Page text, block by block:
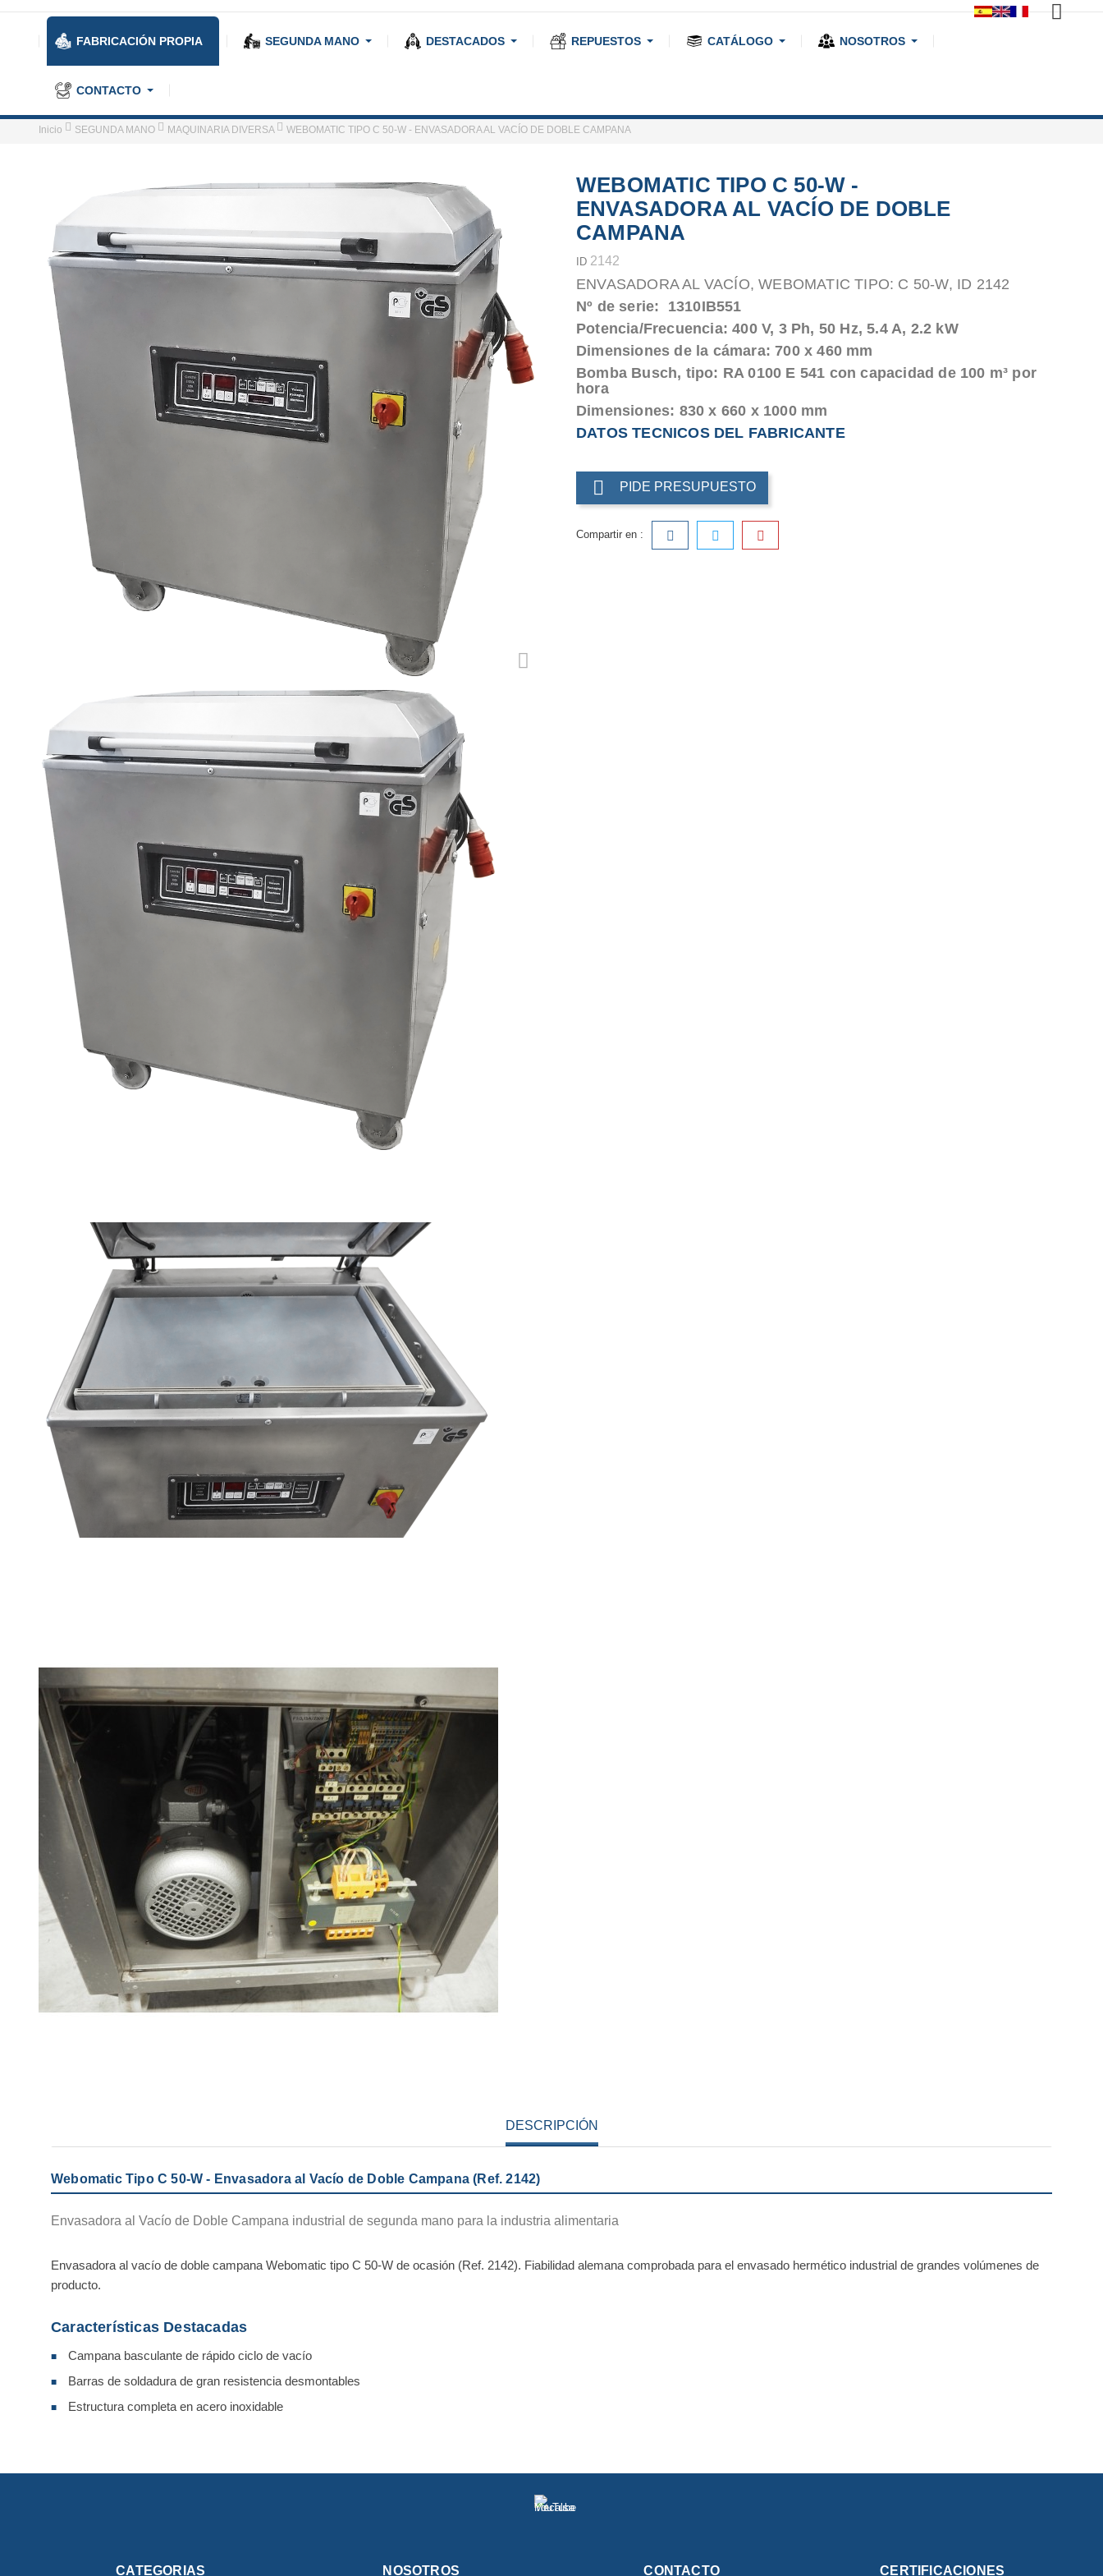
FABRICACIÓN PROPIA SEGUNDA MANO DESTACADOS REPUESTOS CATÁLOGO NOSOTROS
CONTACTO
Inicio SEGUNDA MANO MAQUINARIA DIVERSA WEBOMATIC TIPO C 50-W - ENVASADORA AL VACÍO DE DOBLE CAMPANA
WEBOMATIC TIPO C 50-W -
ENVASADORA AL VACÍO DE DOBLE
CAMPANA
ID 2142
ENVASADORA AL VACÍO, WEBOMATIC TIPO: C 50-W, ID 2142
Nº de serie: 1310IB551
Potencia/Frecuencia: 400 V, 3 Ph, 50 Hz, 5.4 A, 2.2 kW
Dimensiones de la cámara: 700 x 460 mm
Bomba Busch, tipo: RA 0100 E 541 con capacidad de 100 m³ por
hora
Dimensiones: 830 x 660 x 1000 mm
DATOS TECNICOS DEL FABRICANTE
 PIDE PRESUPUESTO
Compartir en :
DESCRIPCIÓN
Webomatic Tipo C 50-W - Envasadora al Vacío de Doble Campana (Ref. 2142)
Envasadora al Vacío de Doble Campana industrial de segunda mano para la industria alimentaria
Envasadora al vacío de doble campana Webomatic tipo C 50-W de ocasión (Ref. 2142). Fiabilidad alemana comprobada para el envasado hermético industrial de grandes volúmenes de
producto.
Características Destacadas
■ Campana basculante de rápido ciclo de vacío
■ Barras de soldadura de gran resistencia desmontables
■ Estructura completa en acero inoxidable
CATEGORIAS NOSOTROS CONTACTO CERTIFICACIONES